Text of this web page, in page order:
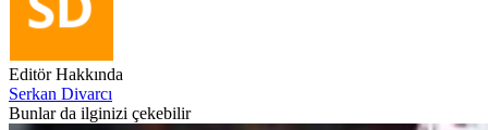
Editör Hakkında
Serkan Divarcı
Bunlar da ilginizi çekebilir